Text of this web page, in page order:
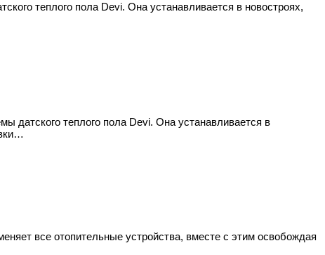
теплого пола Devi. Она устанавливается в новостроях,
датского теплого пола Devi. Она устанавливается в
все отопительные устройства, вместе с этим освобождая